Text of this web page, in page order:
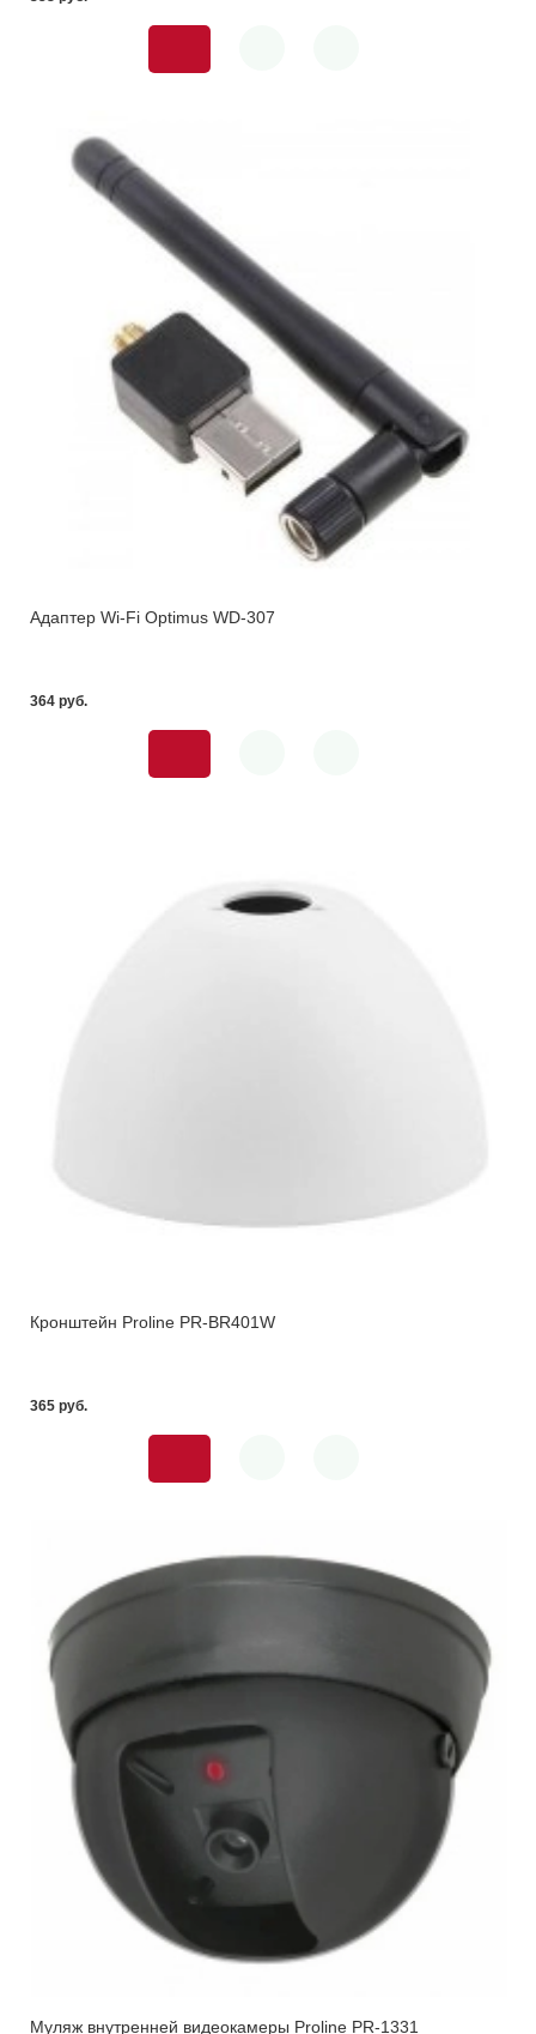
Адаптер Wi-Fi Optimus WD-307
364 pуб.
Кронштейн Proline PR-BR401W
365 pуб.
Муляж внутренней видеокамеры Proline PR-1331